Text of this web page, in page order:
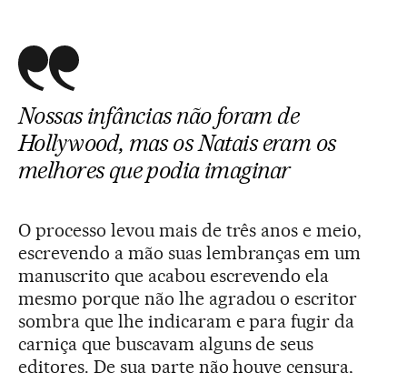
Nossas infâncias não foram de
Hollywood, mas os Natais eram os
melhores que podia imaginar
O processo levou mais de três anos e meio,
escrevendo a mão suas lembranças em um
manuscrito que acabou escrevendo ela
mesmo porque não lhe agradou o escritor
sombra que lhe indicaram e para fugir da
carniça que buscavam alguns de seus
editores. De sua parte não houve censura,